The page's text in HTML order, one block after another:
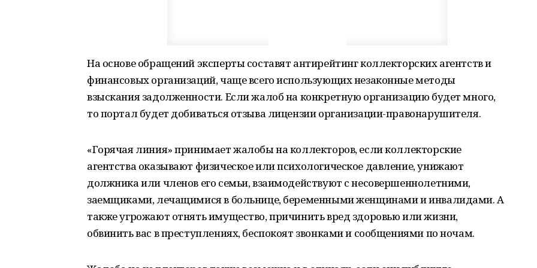
На основе обращений эксперты составят антирейтинг коллекторских агентств и
финансовых организаций, чаще всего использующих незаконные методы
взыскания задолженности. Если жалоб на конкретную организацию будет много,
то портал будет добиваться отзыва лицензии организации-правонарушителя.
«Горячая линия» принимает жалобы на коллекторов, если коллекторские
агентства оказывают физическое или психологическое давление, унижают
должника или членов его семьи, взаимодействуют с несовершеннолетними,
заемщиками, лечащимися в больнице, беременными женщинами и инвалидами. А
также угрожают отнять имущество, причинить вред здоровью или жизни,
обвинить вас в преступлениях, беспокоят звонками и сообщениями по ночам.